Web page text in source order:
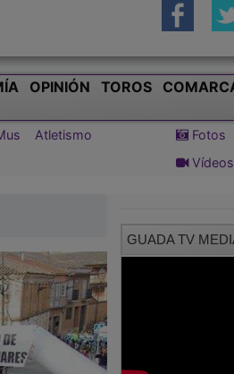
OPINIÓN TOROS
Atletismo
Fotos
Vídeos
GUADA TV